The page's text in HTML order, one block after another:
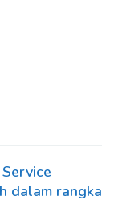
dalam rangka